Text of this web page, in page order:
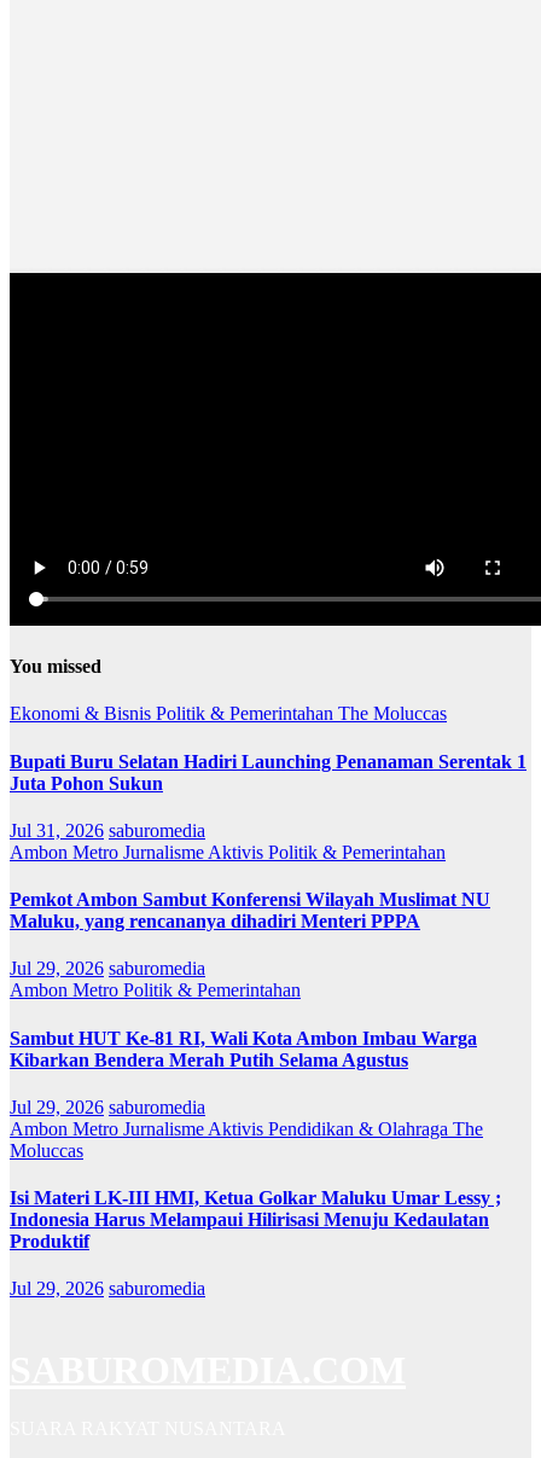
You missed
Ekonomi & Bisnis Politik & Pemerintahan The Moluccas
Bupati Buru Selatan Hadiri Launching Penanaman Serentak 1
Juta Pohon Sukun
Jul 31, 2026 saburomedia
Ambon Metro Jurnalisme Aktivis Politik & Pemerintahan
Pemkot Ambon Sambut Konferensi Wilayah Muslimat NU
Maluku, yang rencananya dihadiri Menteri PPPA
Jul 29, 2026 saburomedia
Ambon Metro Politik & Pemerintahan
Sambut HUT Ke-81 RI, Wali Kota Ambon Imbau Warga
Kibarkan Bendera Merah Putih Selama Agustus
Jul 29, 2026 saburomedia
Ambon Metro Jurnalisme Aktivis Pendidikan & Olahraga The
Moluccas
Isi Materi LK-III HMI, Ketua Golkar Maluku Umar Lessy ;
Indonesia Harus Melampaui Hilirisasi Menuju Kedaulatan
Produktif
Jul 29, 2026 saburomedia